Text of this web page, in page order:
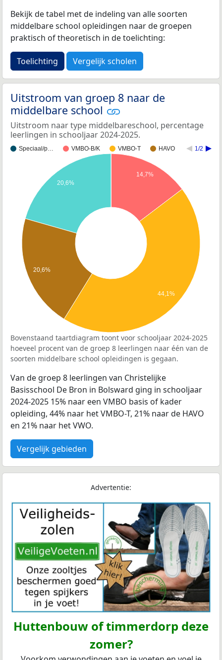
Bekijk de tabel met de indeling van alle soorten
middelbare school opleidingen naar de groepen
praktisch of theoretisch in de toelichting:
Toelichting Vergelijk scholen
Uitstroom van groep 8 naar de
middelbare school
Uitstroom naar type middelbareschool, percentage
leerlingen in schooljaar 2024-2025.
Speciaal/p… VMBO-B/K VMBO-T HAVO 1/2
14,7%
20,6%
20,6%
44,1%
Bovenstaand taartdiagram toont voor schooljaar 2024-2025
hoeveel procent van de groep 8 leerlingen naar één van de
soorten middelbare school opleidingen is gegaan.
Van de groep 8 leerlingen van Christelijke
Basisschool De Bron in Bolsward ging in schooljaar
2024-2025 15% naar een VMBO basis of kader
opleiding, 44% naar het VMBO-T, 21% naar de HAVO
en 21% naar het VWO.
Vergelijk gebieden
Advertentie:
Huttenbouw of timmerdorp deze
zomer?